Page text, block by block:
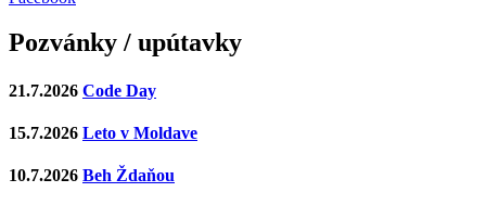
Pozvánky / upútavky
21.7.2026 Code Day
15.7.2026 Leto v Moldave
10.7.2026 Beh Ždaňou